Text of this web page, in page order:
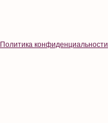
Политика конфиденциальности